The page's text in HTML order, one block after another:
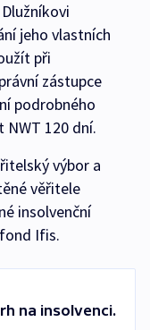
jeho vlastních
při
zástupce
podrobného
NWT 120 dní.
výbor a
věřitele
insolvenční
Ifis.
na insolvenci.